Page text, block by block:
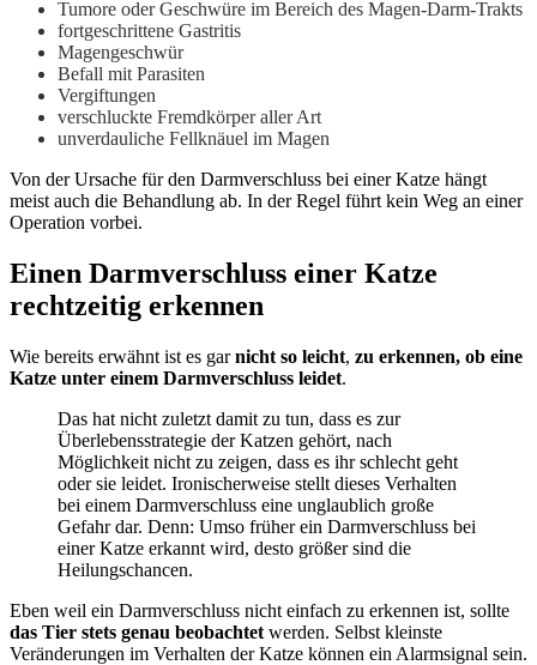
Tumore oder Geschwüre im Bereich des Magen-Darm-Trakts
fortgeschrittene Gastritis
Magengeschwür
Befall mit Parasiten
Vergiftungen
verschluckte Fremdkörper aller Art
unverdauliche Fellknäuel im Magen
Von der Ursache für den Darmverschluss bei einer Katze hängt
meist auch die Behandlung ab. In der Regel führt kein Weg an einer
Operation vorbei.
Einen Darmverschluss einer Katze
rechtzeitig erkennen
Wie bereits erwähnt ist es garnicht so leicht, zu erkennen, ob eine
Katze unter einem Darmverschluss leidet.
Das hat nicht zuletzt damit zu tun, dass es zur
Überlebensstrategie der Katzen gehört, nach
Möglichkeit nicht zu zeigen, dass es ihr schlecht geht
oder sie leidet. Ironischerweise stellt dieses Verhalten
bei einem Darmverschluss eine unglaublich große
Gefahr dar. Denn: Umso früher ein Darmverschluss bei
einer Katze erkannt wird, desto größer sind die
Heilungschancen.
Eben weil ein Darmverschluss nicht einfach zu erkennen ist, sollte
das Tier stets genau beobachtet werden. Selbst kleinste
Veränderungen im Verhalten der Katze können ein Alarmsignal sein.